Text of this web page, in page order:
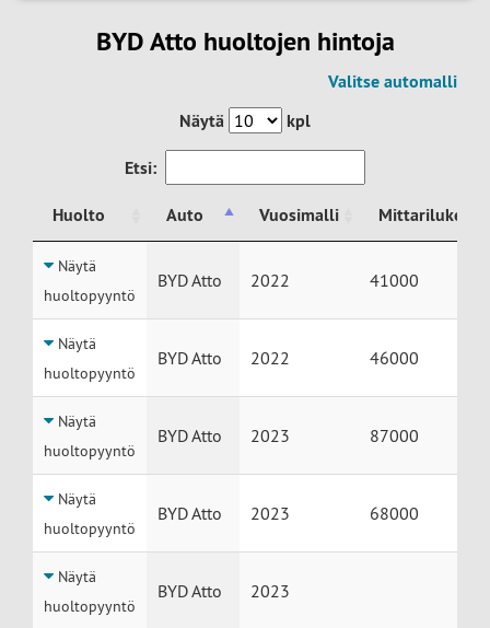
BYD Atto huoltojen hintoja
Valitse automalli
Näytä
kpl
Etsi:
Huolto Auto Vuosimalli
Mittarilukema
Huolto
Näytä
huoltopyyntö
BYD Atto 2022 41000
Näytä
huoltopyyntö
BYD Atto 2022 46000
Näytä
huoltopyyntö
BYD Atto 2023 87000
Näytä
huoltopyyntö
BYD Atto 2023 68000
Näytä
huoltopyyntö
BYD Atto 2023